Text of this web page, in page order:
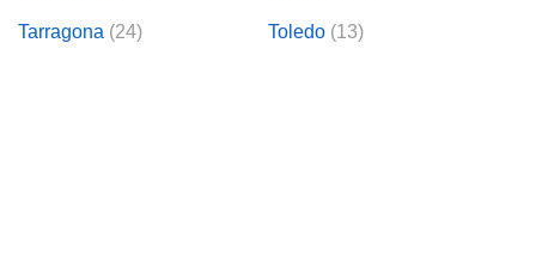
Tarragona (24) Toledo (13)